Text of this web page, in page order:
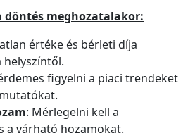
döntés meghozatalakor:
értéke és bérleti díja
helyszíntől.
figyelni a piaci trendeket
: Mérlegelni kell a
a várható hozamokat.